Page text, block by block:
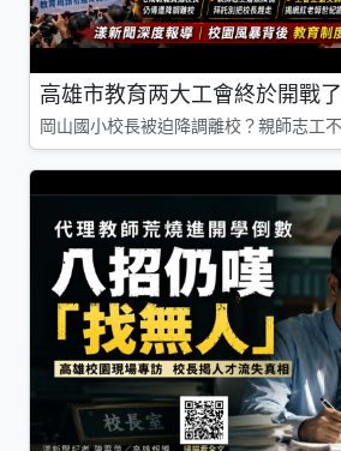
高雄市教育两大工會終於開戰
岡山國小校長被迫降調離校？親師志工